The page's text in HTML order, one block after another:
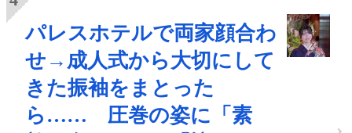
パレスホテルで両家顔合わ
せ→成人式から大切にして
きた振袖をまとった
ら…… 圧巻の姿に「素